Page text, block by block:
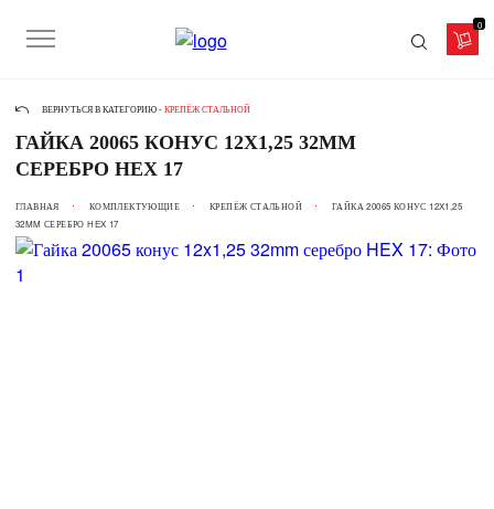
0
ВЕРНУТЬСЯ В КАТЕГОРИЮ - КРЕПЁЖ СТАЛЬНОЙ
ГАЙКА 20065 КОНУС 12X1,25 32MM
СЕРЕБРО HEX 17
ГЛАВНАЯ КОМПЛЕКТУЮЩИЕ КРЕПЁЖ СТАЛЬНОЙ
ГАЙКА 20065 КОНУС 12X1,25
32MM СЕРЕБРО HEX 17